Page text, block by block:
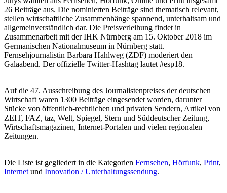
26 Beiträge aus. Die nominierten Beiträge sind thematisch relevant,
stellen wirtschaftliche Zusammenhänge spannend, unterhaltsam und
allgemeinverständlich dar. Die Preisverleihung findet in
Zusammenarbeit mit der IHK Nürnberg am 15. Oktober 2018 im
Germanischen Nationalmuseum in Nürnberg statt.
Fernsehjournalistin Barbara Hahlweg (ZDF) moderiert den
Galaabend. Der offizielle Twitter-Hashtag lautet #esp18.
Auf die 47. Ausschreibung des Journalistenpreises der deutschen
Wirtschaft waren 1300 Beiträge eingesendet worden, darunter
Stücke von öffentlich-rechtlichen und privaten Sendern, Artikel von
ZEIT, FAZ, taz, Welt, Spiegel, Stern und Süddeutscher Zeitung,
Wirtschaftsmagazinen, Internet-Portalen und vielen regionalen
Zeitungen.
Die Liste ist gegliedert in die Kategorien Fernsehen, Hörfunk, Print,
Internet und Innovation / Unterhaltungssendung.